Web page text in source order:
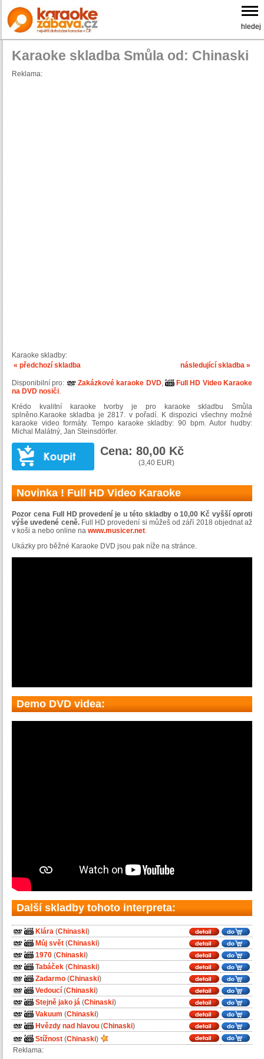
hledej
Karaoke skladba Smůla od: Chinaski
Reklama:
Karaoke skladby:
« předchozí skladba
následující skladba »
Disponibilní pro: Zakázkové karaoke DVD,
Full HD Video Karaoke
na DVD nosiči.
Krédo kvalitní karaoke tvorby je pro karaoke skladbu Smůla
splněno.Karaoke skladba je 2817. v pořadí. K dispozici všechny možné
karaoke video formáty. Tempo karaoke skladby: 90 bpm. Autor hudby:
Michal Malátný, Jan Steinsdörfer.
Cena: 80,00 Kč
(3,40 EUR)
Novinka ! Full HD Video Karaoke
Pozor cena Full HD provedení je u této skladby o 10,00 Kč vyšší oproti
výše uvedené ceně.Full HD provedení si můžeš od září 2018 objednat až
v koši a nebo online na www.musicer.net.
Ukázky pro běžné Karaoke DVD jsou pak níže na stránce.
Demo DVD videa:
Další skladby tohoto interpreta:
Klára (Chinaski)
Můj svět (Chinaski)
1970 (Chinaski)
Tabáček (Chinaski)
Zadarmo (Chinaski)
Vedoucí (Chinaski)
Stejně jako já (Chinaski)
Vakuum (Chinaski)
Hvězdy nad hlavou (Chinaski)
Stížnost (Chinaski)
Reklama: